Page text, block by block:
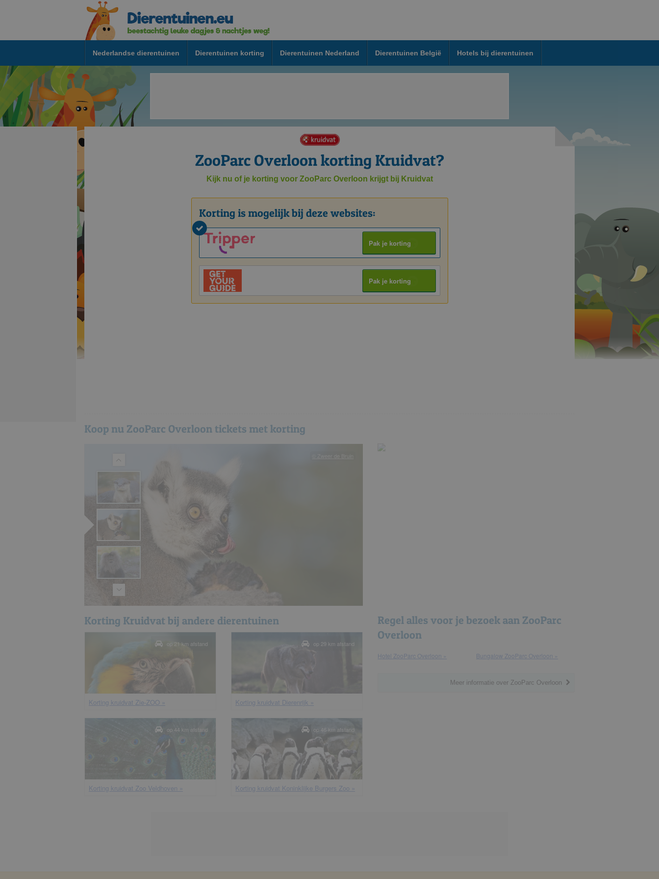
Nederlandse dierentuinen Dierentuinen korting Dierentuinen Nederland Dierentuinen België Hotels bij dierentuinen
ZooParc Overloon korting Kruidvat?
Kijk nu of je korting voor ZooParc Overloon krijgt bij Kruidvat
Korting is mogelijk bij deze websites:
Pak je korting
Pak je korting
Koop nu ZooParc Overloon tickets met korting
© Zweer de Bruin
Korting Kruidvat bij andere dierentuinen
op 21 km afstand
korting kruidvat Zie-ZOO »
op 29 km afstand
korting kruidvat Dierenrijk »
op 44 km afstand
korting kruidvat Zoo Veldhoven »
op 46 km afstand
korting kruidvat Koninklijke Burgers Zoo »
Regel alles voor je bezoek aan ZooParc
Overloon
hotel ZooParc Overloon » bungalow ZooParc Overloon »
Meer informatie over ZooParc Overloon